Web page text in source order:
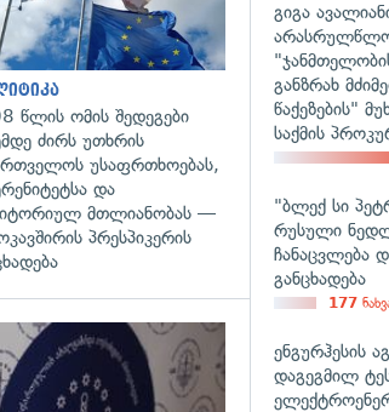
წლის ომის შედეგები
ძირს უთხრის
უსაფრთხოებას,
და
მთლიანობას —
პრესპიკერის
გადახედვა
გიგა
განზრახ
წაქეზების"
საქმის
"ბლექ სი
რუსული
ჩანაცვლება
განცხადება
177
ენგურჰესის
დაგეგმილ